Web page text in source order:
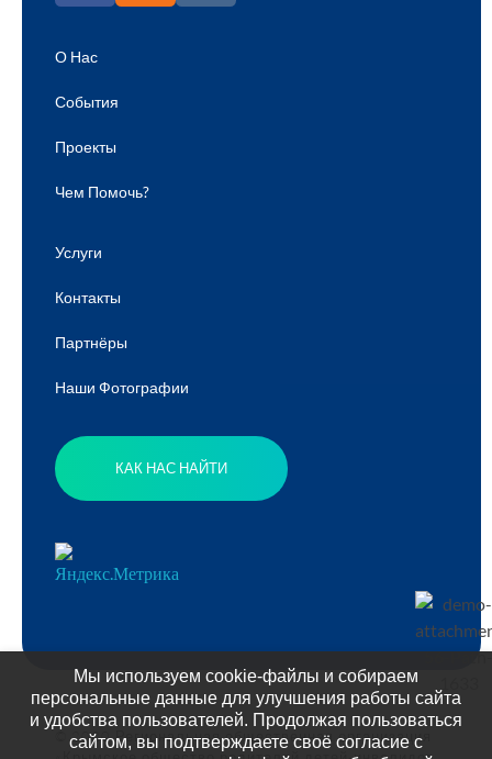
О Нас
События
Проекты
Чем Помочь?
Услуги
Контакты
Партнёры
Наши Фотографии
КАК НАС НАЙТИ
© 2020 Региональная общественная организация
Мы используем cookie-файлы и собираем
персональные данные для улучшения работы сайта
и удобства пользователей. Продолжая пользоваться
сайтом, вы подтверждаете своё согласие с